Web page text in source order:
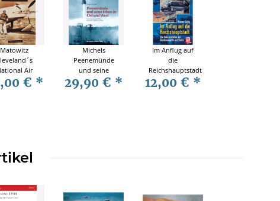
Matowitz
Air
Bildband
€ *
Michels
Peenemünde
und seine
Erben in Ost
und West
29,90 € *
Im Anflug auf
die
Reichshauptstadt
12,00 € *